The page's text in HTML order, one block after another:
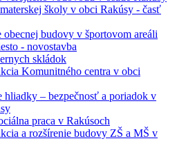
školy v obci Rakúsy - časť
obecnej budovy v športovom areáli
- novostavba
skládok
Komunitného centra v obci
hliadky – bezpečnosť a poriadok v
praca v Rakúsoch
a rozšírenie budovy ZŠ a MŠ v